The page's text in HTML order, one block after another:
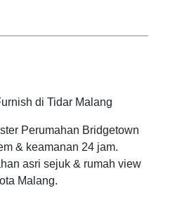
di Tidar Malang
Perumahan Bridgetown
& keamanan 24 jam.
asri sejuk & rumah view
Malang.